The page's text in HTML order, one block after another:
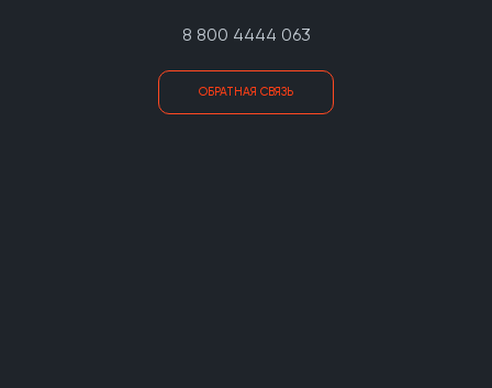
8 800 4444 063
ОБРАТНАЯ СВЯЗЬ